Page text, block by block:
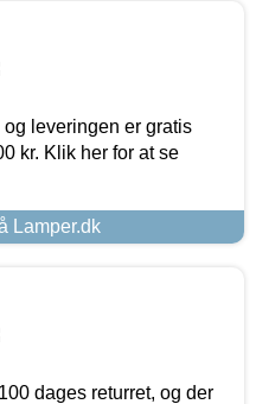
og leveringen er gratis
kr. Klik her for at se
Lamper.dk
dages returret, og der